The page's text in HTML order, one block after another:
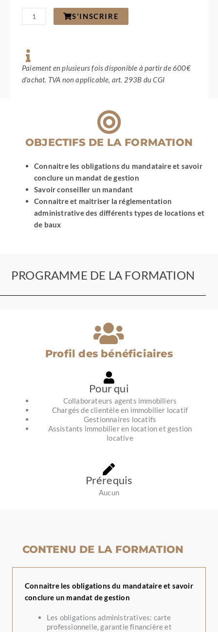
un
bien
à
vendre
efficace
S'INSCRIRE
Paiement en plusieurs fois disponible à partir de 600€
d'achat. TVA non applicable, art. 293B du CGI
OBJECTIFS DE LA FORMATION
Connaitre les obligations du mandataire et savoir
conclure un mandat de gestion
Savoir conseiller un mandant
Connaitre et maitriser la réglementation
administrative des différents types de locations et
de baux
PROGRAMME DE LA FORMATION
Profil des bénéficiaires
Pour qui
Collaborateurs agents immobiliers
Chargés de clientèle en immobilier locatif
Gestionnaires locatifs
Assistants immobilier en location et gestion
locative
Prérequis
Aucun
CONTENU DE LA FORMATION
Connaitre les obligations du mandataire et savoir
conclure un mandat de gestion
Les obligations administratives: carte
professionnelle, garantie financière et